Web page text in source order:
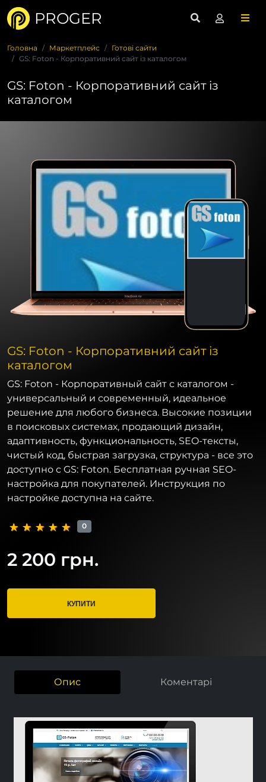
PROGER
Головна Маркетплейс
Готові сайти
GS: Foton - Корпоративний сайт із каталогом
GS: Foton - Корпоративний сайт із
каталогом
GS: Foton - Корпоративний сайт із
каталогом
GS: Foton - Корпоративный сайт с каталогом -
универсальный и современный, идеальное
решение для любого бизнеса. Высокие позиции
в поисковых системах, продающий дизайн,
адаптивность, функциональность, SEO-тексты,
чистый код, быстрая загрузка, структура - все это
доступно с GS: Foton. Бесплатная ручная SEO-
настройка для покупателей. Инструкция по
настройке доступна на сайте.
0
2 200 грн.
КУПИТИ
Опис Коментарі